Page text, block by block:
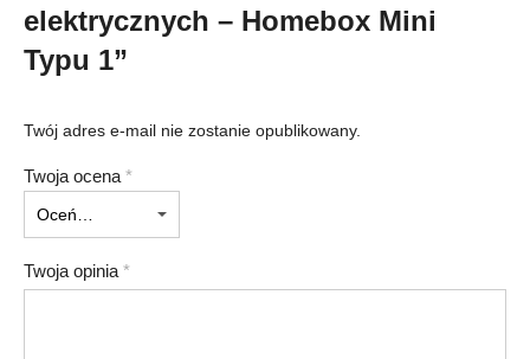
elektrycznych – Homebox Mini
Typu 1”
Twój adres e-mail nie zostanie opublikowany.
Twoja ocena *
Twoja opinia *